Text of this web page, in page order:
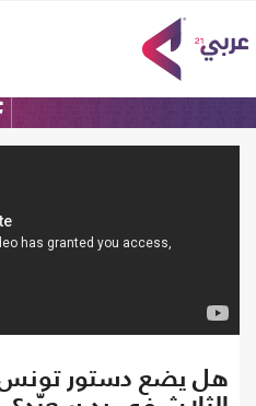
هل يضع دستور تونس